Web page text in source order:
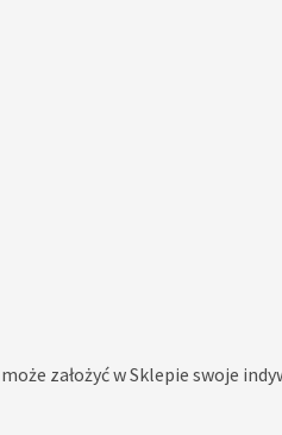
założyć w Sklepie swoje